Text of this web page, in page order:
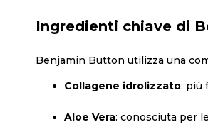
Ingredienti chiave di
Benjamin Button utilizza una
Collagene idrolizzato: più
Aloe Vera: conosciuta per